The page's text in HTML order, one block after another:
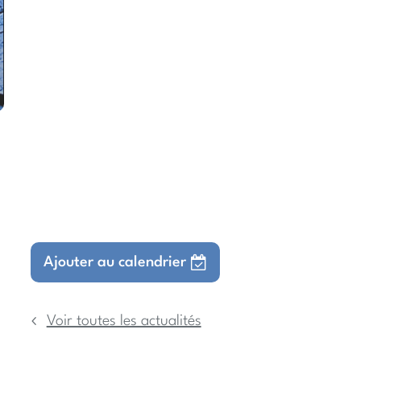
Ajouter au calendrier
Voir toutes les actualités